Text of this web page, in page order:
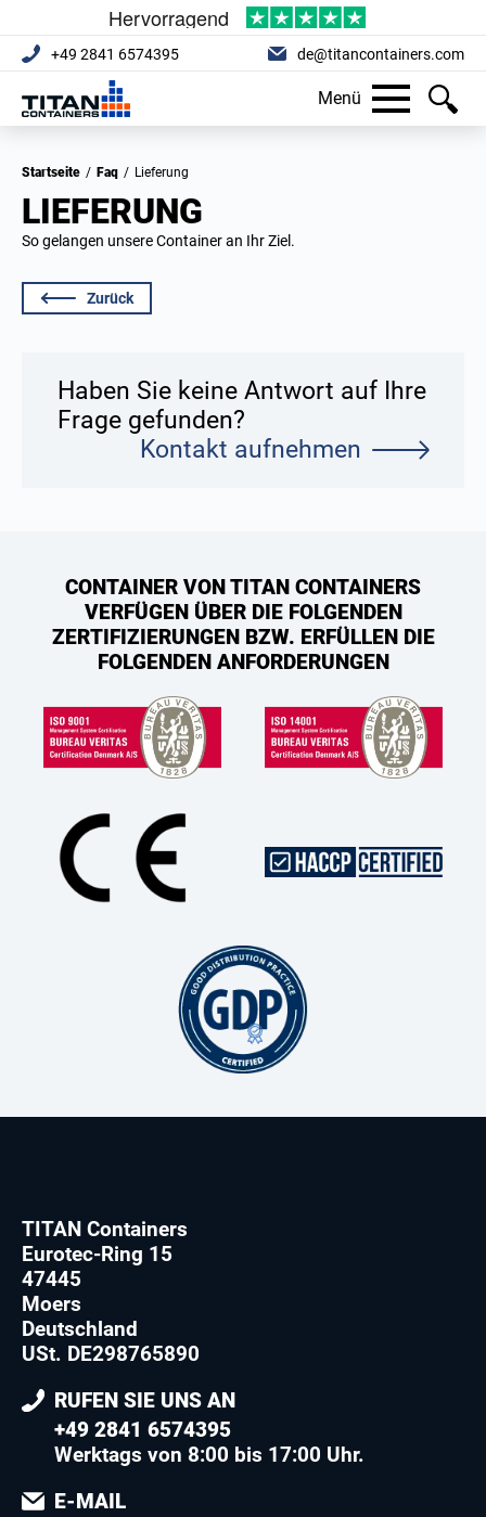
+49 2841 6574395 de@titancontainers.com
Menü
Startseite / Faq / Lieferung
LIEFERUNG
So gelangen unsere Container an Ihr Ziel.
Zurück
Haben Sie keine Antwort auf Ihre
Frage gefunden?
Kontakt aufnehmen
CONTAINER VON TITAN CONTAINERS
VERFÜGEN ÜBER DIE FOLGENDEN
ZERTIFIZIERUNGEN BZW. ERFÜLLEN DIE
FOLGENDEN ANFORDERUNGEN
TITAN Containers
Eurotec-Ring 15
47445
Moers
Deutschland
USt. DE298765890
RUFEN SIE UNS AN
+49 2841 6574395
Werktags von 8:00 bis 17:00 Uhr.
E-MAIL